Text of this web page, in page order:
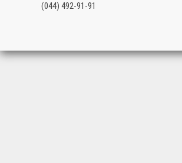
(044) 492-91-91